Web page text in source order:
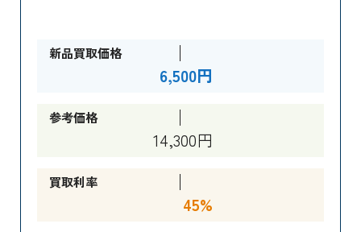
新品買取価格
6,500円
参考価格
14,300円
買取利率
45%